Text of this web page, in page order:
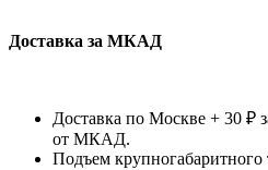
Доставка за МКАД
Доставка по Москве + 30 ₽
от МКАД.
Подъем крупногабаритного